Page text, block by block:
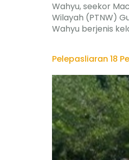
Wahyu, seekor
Wilayah (PTNW)
Wahyu berjenis
Pelepasliaran 18